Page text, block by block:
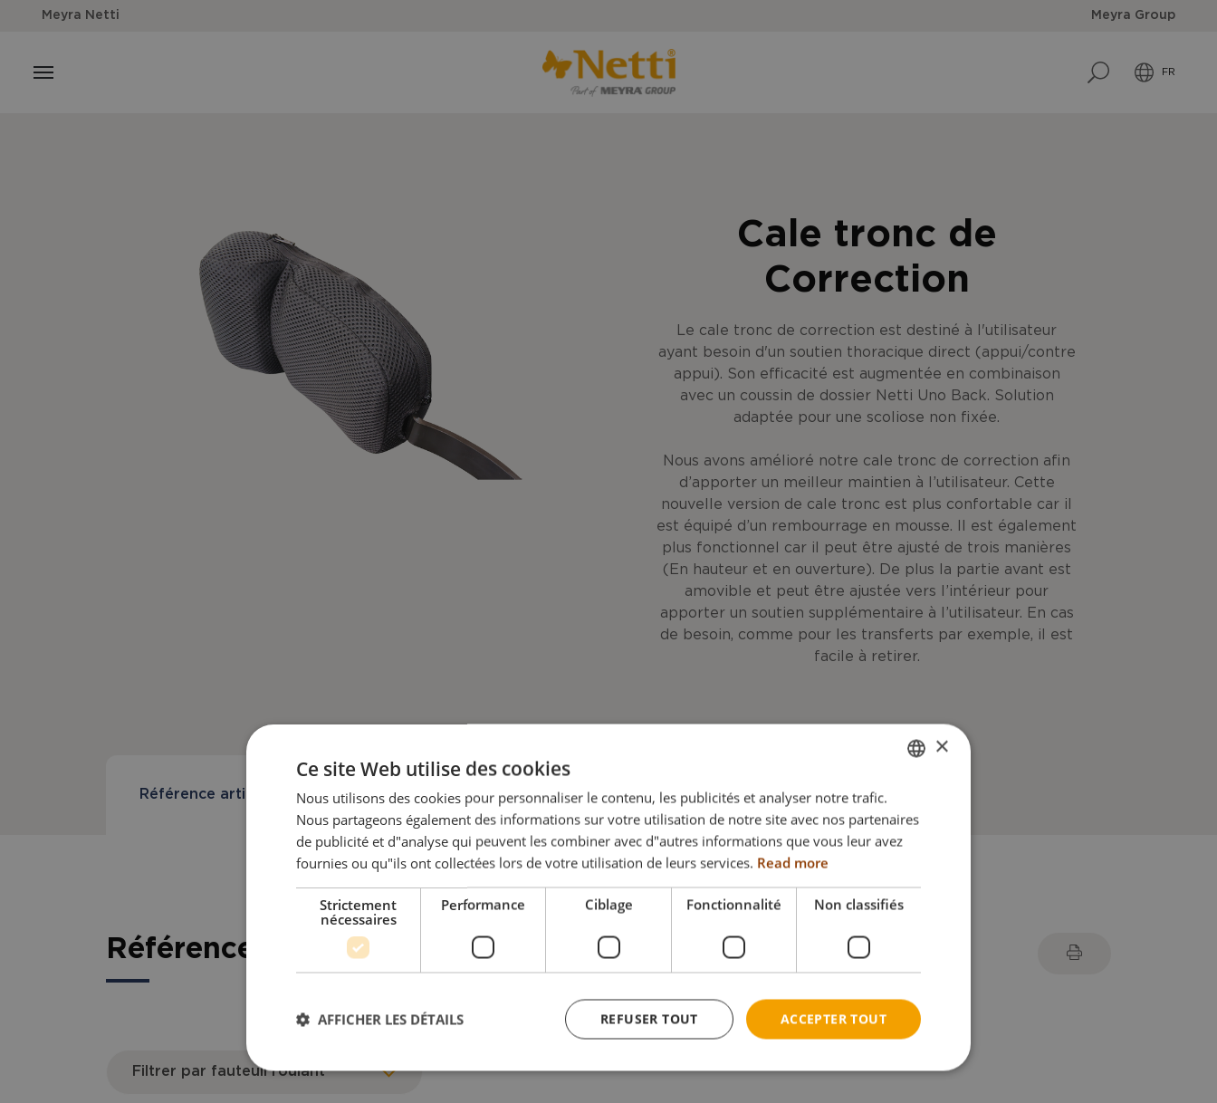
Meyra Netti Meyra Group
FR
Cale tronc de
Correction
Le cale tronc de correction est destiné à l'utilisateur
ayant besoin d'un soutien thoracique direct (appui/contre
appui). Son efficacité est augmentée en combinaison
avec un coussin de dossier Netti Uno Back. Solution
adaptée pour une scoliose non fixée.
Nous avons amélioré notre cale tronc de correction afin
d’apporter un meilleur maintien à l’utilisateur. Cette
nouvelle version de cale tronc est plus confortable car il
est équipé d’un rembourrage en mousse. Il est également
plus fonctionnel car il peut être ajusté de trois manières
(En hauteur et en ouverture). De plus la partie avant est
amovible et peut être ajustée vers l’intérieur pour
apporter un soutien supplémentaire à l’utilisateur. En cas
de besoin, comme pour les transferts par exemple, il est
facile à retirer.
Référence article Compatibilité Téléchargement
Référence article pour commande pièce détachée
Filtrer par fauteuil roulant
ENGLISH
DANISH
GERMAN
×
Ce site Web utilise des cookies
Nous utilisons des cookies pour personnaliser le contenu, les publicités et analyser notre trafic.
Nous partageons également des informations sur votre utilisation de notre site avec nos partenaires
de publicité et d"analyse qui peuvent les combiner avec d"autres informations que vous leur avez
fournies ou qu"ils ont collectées lors de votre utilisation de leurs services. Read more
Strictement
nécessaires
Performance Ciblage Fonctionnalité Non classifiés
ACCEPTER TOUT
REFUSER TOUT
AFFICHER LES DÉTAILS